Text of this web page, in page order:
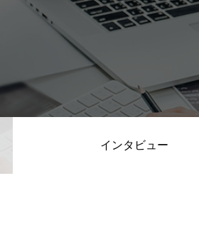
【業務委
インタビュー